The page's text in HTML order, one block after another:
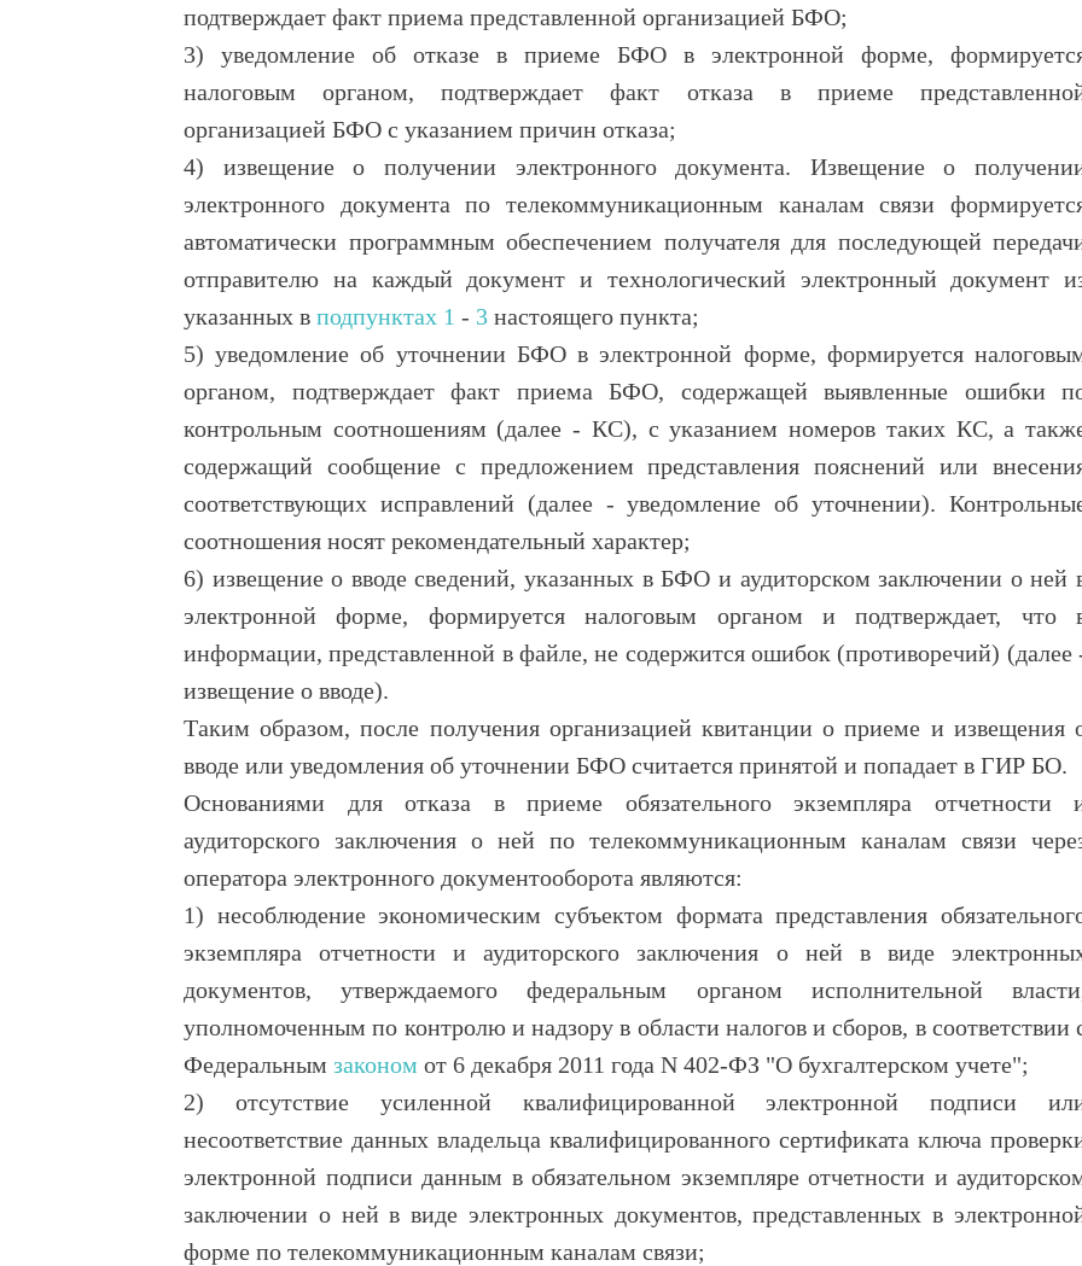
подтверждает факт приема представленной организацией БФО;
3) уведомление об отказе в приеме БФО в электронной форме,
налоговым органом, подтверждает факт отказа в приеме
организацией БФО с указанием причин отказа;
4) извещение о получении электронного документа. Извещение о
электронного документа по телекоммуникационным каналам связи
автоматически программным обеспечением получателя для последующей
отправителю на каждый документ и технологический электронный документ
указанных в подпунктах 1 - 3 настоящего пункта;
5) уведомление об уточнении БФО в электронной форме, формируется
органом, подтверждает факт приема БФО, содержащей выявленные ошибки
контрольным соотношениям (далее - КС), с указанием номеров таких КС, а
содержащий сообщение с предложением представления пояснений или
соответствующих исправлений (далее - уведомление об уточнении).
соотношения носят рекомендательный характер;
6) извещение о вводе сведений, указанных в БФО и аудиторском заключении о ней
электронной форме, формируется налоговым органом и подтверждает, что
информации, представленной в файле, не содержится ошибок (противоречий) (далее
извещение о вводе).
Таким образом, после получения организацией квитанции о приеме и извещения
вводе или уведомления об уточнении БФО считается принятой и попадает в ГИР БО.
Основаниями для отказа в приеме обязательного экземпляра отчетности
аудиторского заключения о ней по телекоммуникационным каналам связи
оператора электронного документооборота являются:
1) несоблюдение экономическим субъектом формата представления
экземпляра отчетности и аудиторского заключения о ней в виде
документов, утверждаемого федеральным органом исполнительной
уполномоченным по контролю и надзору в области налогов и сборов, в соответствии
Федеральным законом от 6 декабря 2011 года N 402-ФЗ "О бухгалтерском учете";
2) отсутствие усиленной квалифицированной электронной подписи
несоответствие данных владельца квалифицированного сертификата ключа
электронной подписи данным в обязательном экземпляре отчетности и
заключении о ней в виде электронных документов, представленных в
форме по телекоммуникационным каналам связи;